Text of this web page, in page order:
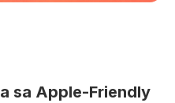
sa Apple-Friendly